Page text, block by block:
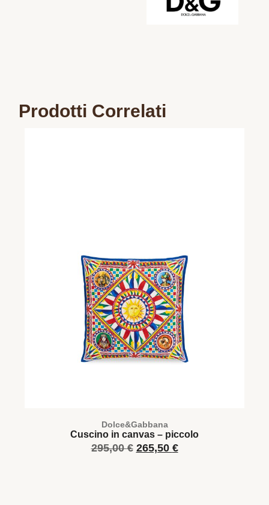
Prodotti Correlati
Dolce&Gabbana
Cuscino in canvas – piccolo
295,00€ 265,50 €